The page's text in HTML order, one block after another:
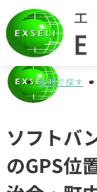
種別で探す
ソフトバ
のGPS位